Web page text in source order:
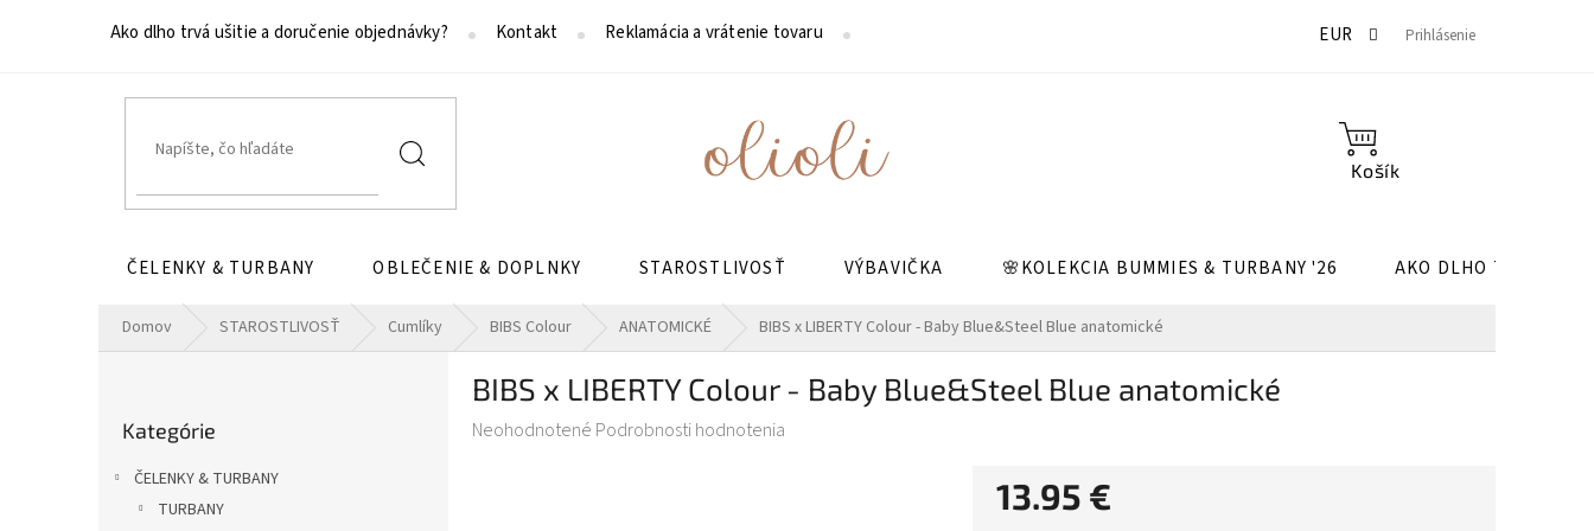
Ako dlho trvá ušitie a doručenie objednávky? Kontakt Reklamácia a vrátenie tovaru Hodnotenie obchodu Doprava a platba
EUR Prihlásenie
NÁKUPNÝ
ČELENKY & TURBANY OBLEČENIE & DOPLNKY STAROSTLIVOSŤ VÝBAVIČKA 🌸KOLEKCIA BUMMIES & TURBANY '26 AKO DLHO TRVÁ
Domov STAROSTLIVOSŤ Cumlíky BIBS Colour ANATOMICKÉ BIBS x LIBERTY Colour - Baby Blue&Steel Blue anatomické
kategórie
Kategórie
ČELENKY & TURBANY
TURBANY
BIBS x LIBERTY Colour - Baby Blue&Steel Blue anatomické
Priemerné
Neohodnotené Podrobnosti hodnotenia
13.95 €